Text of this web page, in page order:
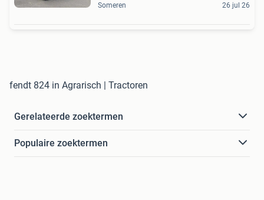
Someren 26 jul 26
fendt 824 in Agrarisch | Tractoren
Gerelateerde zoektermen
Populaire zoektermen